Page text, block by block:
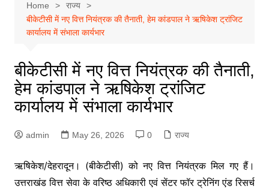
Home
राज्य
बीकेटीसी में नए वित्त नियंत्रक की तैनाती, हेम कांडपाल ने ऋषिकेश ट्रांजिट
कार्यालय में संभाला कार्यभार
बीकेटीसी में नए वित्त नियंत्रक की तैनाती,
हेम कांडपाल ने ऋषिकेश ट्रांजिट
कार्यालय में संभाला कार्यभार
admin May 26, 2026 0 राज्य
ऋषिकेश/देहरादून। (बीकेटीसी) को नए वित्त नियंत्रक मिल गए हैं।
उत्तराखंड वित्त सेवा के वरिष्ठ अधिकारी एवं सेंटर फॉर ट्रेनिंग एंड रिसर्च